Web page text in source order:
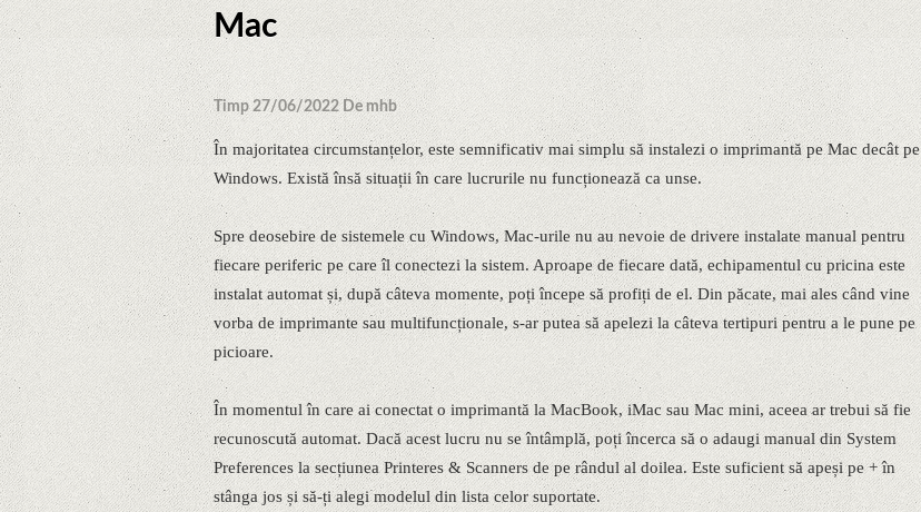
Mac
Timp 27/06/2022 De mhb
În majoritatea circumstanțelor, este semnificativ mai simplu să instalezi o imprimantă pe Mac decât pe
Windows. Există însă situații în care lucrurile nu funcționează ca unse.
Spre deosebire de sistemele cu Windows, Mac-urile nu au nevoie de drivere instalate manual pentru
fiecare periferic pe care îl conectezi la sistem. Aproape de fiecare dată, echipamentul cu pricina este
instalat automat și, după câteva momente, poți începe să profiți de el. Din păcate, mai ales când vine
vorba de imprimante sau multifuncționale, s-ar putea să apelezi la câteva tertipuri pentru a le pune pe
picioare.
În momentul în care ai conectat o imprimantă la MacBook, iMac sau Mac mini, aceea ar trebui să fie
recunoscută automat. Dacă acest lucru nu se întâmplă, poți încerca să o adaugi manual din System
Preferences la secțiunea Printeres & Scanners de pe rândul al doilea. Este suficient să apeși pe + în
stânga jos și să-ți alegi modelul din lista celor suportate.